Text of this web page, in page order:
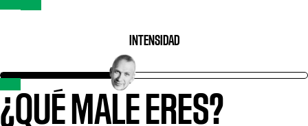
INTENSIDAD
¿QUÉ MALE ERES?